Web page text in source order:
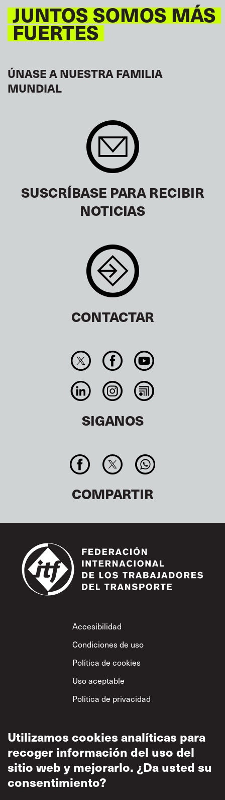
JUNTOS SOMOS MÁS
FUERTES
ÚNASE A NUESTRA FAMILIA
MUNDIAL
SUSCRÍBASE PARA RECIBIR
NOTICIAS
CONTACTAR
SIGANOS
COMPARTIR
Footer
Accesibilidad
Condiciones de uso
Política de cookies
Uso aceptable
Política de privacidad
Utilizamos cookies analíticas para
recoger información del uso del
sitio web y mejorarlo. ¿Da usted su
consentimiento?